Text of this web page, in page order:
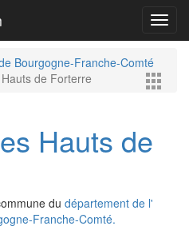
Bourgogne-Franche-Comté
de Forterre
Hauts de
du département de l'
Franche-Comté.